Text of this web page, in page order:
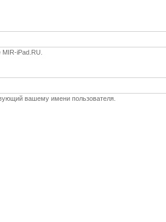
iPad.RU.
вашему имени пользователя.